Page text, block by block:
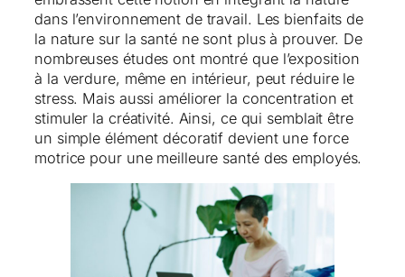
dans l’environnement de travail. Les bienfaits de
la nature sur la santé ne sont plus à prouver. De
nombreuses études ont montré que l’exposition
à la verdure, même en intérieur, peut réduire le
stress. Mais aussi améliorer la concentration et
stimuler la créativité. Ainsi, ce qui semblait être
un simple élément décoratif devient une force
motrice pour une meilleure santé des employés.